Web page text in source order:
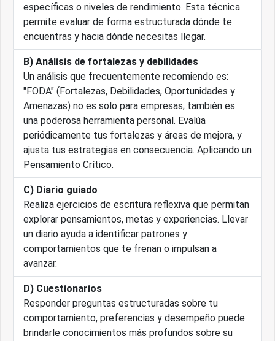
específicas o niveles de rendimiento. Esta técnica
permite evaluar de forma estructurada dónde te
encuentras y hacia dónde necesitas llegar.
B) Análisis de fortalezas y debilidades
Un análisis que frecuentemente recomiendo es:
"FODA" (Fortalezas, Debilidades, Oportunidades y
Amenazas) no es solo para empresas; también es
una poderosa herramienta personal. Evalúa
periódicamente tus fortalezas y áreas de mejora, y
ajusta tus estrategias en consecuencia. Aplicando un
Pensamiento Crítico.
C) Diario guiado
Realiza ejercicios de escritura reflexiva que permitan
explorar pensamientos, metas y experiencias. Llevar
un diario ayuda a identificar patrones y
comportamientos que te frenan o impulsan a
avanzar.
D) Cuestionarios
Responder preguntas estructuradas sobre tu
comportamiento, preferencias y desempeño puede
brindarle conocimientos más profundos sobre su